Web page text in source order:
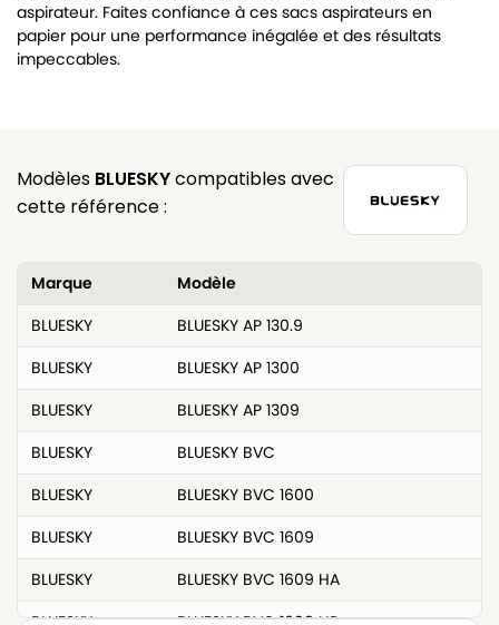
aspirateur. Faites confiance à ces sacs aspirateurs en
papier pour une performance inégalée et des résultats
impeccables.
Modèles BLUESKYcompatibles avec
cette référence :
Marque
Modèle
BLUESKY
BLUESKY AP 130.9
BLUESKY
BLUESKY AP 1300
BLUESKY
BLUESKY AP 1309
BLUESKY
BLUESKY BVC
BLUESKY
BLUESKY BVC 1600
BLUESKY
BLUESKY BVC 1609
BLUESKY
BLUESKY BVC 1609 HA